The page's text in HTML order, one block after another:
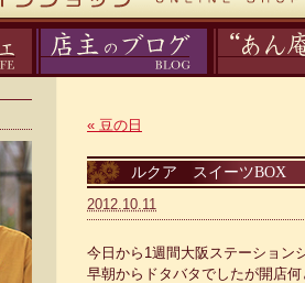
« 豆の日
ルクア スイーツBOX
2012.10.11
今日から1週間大阪ステーション
早朝からドタバタでしたが開店